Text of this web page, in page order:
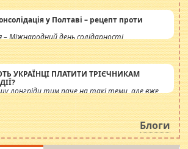
у Полтаві – рецепт проти
– Міжнародний день солідарності
УКРАЇНЦІ ПЛАТИТИ ТРІЄЧНИКАМ
лонгріди тим паче на такі теми, але вже
Обурюють сьогоднішні інсенуації
питання. Штучно
ще одна соціальна катастрофа.
Блоги